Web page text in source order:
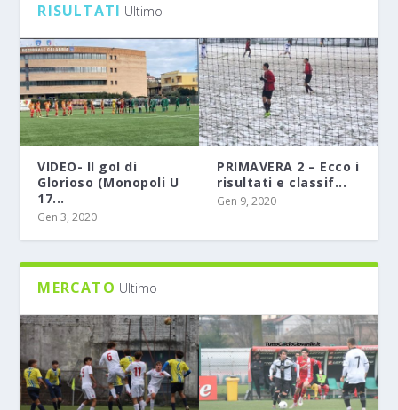
RISULTATI Ultimo
VIDEO- Il gol di
Glorioso (Monopoli U
17...
Gen 3, 2020
PRIMAVERA 2 – Ecco i
risultati e classif...
Gen 9, 2020
MERCATO Ultimo